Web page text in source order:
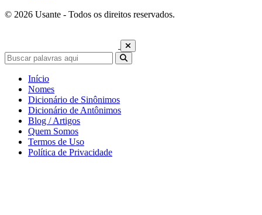
© 2026 Usante - Todos os direitos reservados.
Início
Nomes
Dicionário de Sinônimos
Dicionário de Antônimos
Blog / Artigos
Quem Somos
Termos de Uso
Política de Privacidade